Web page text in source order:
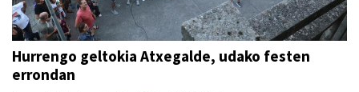
Hurrengo geltokia Atxegalde, udako festen
errondan